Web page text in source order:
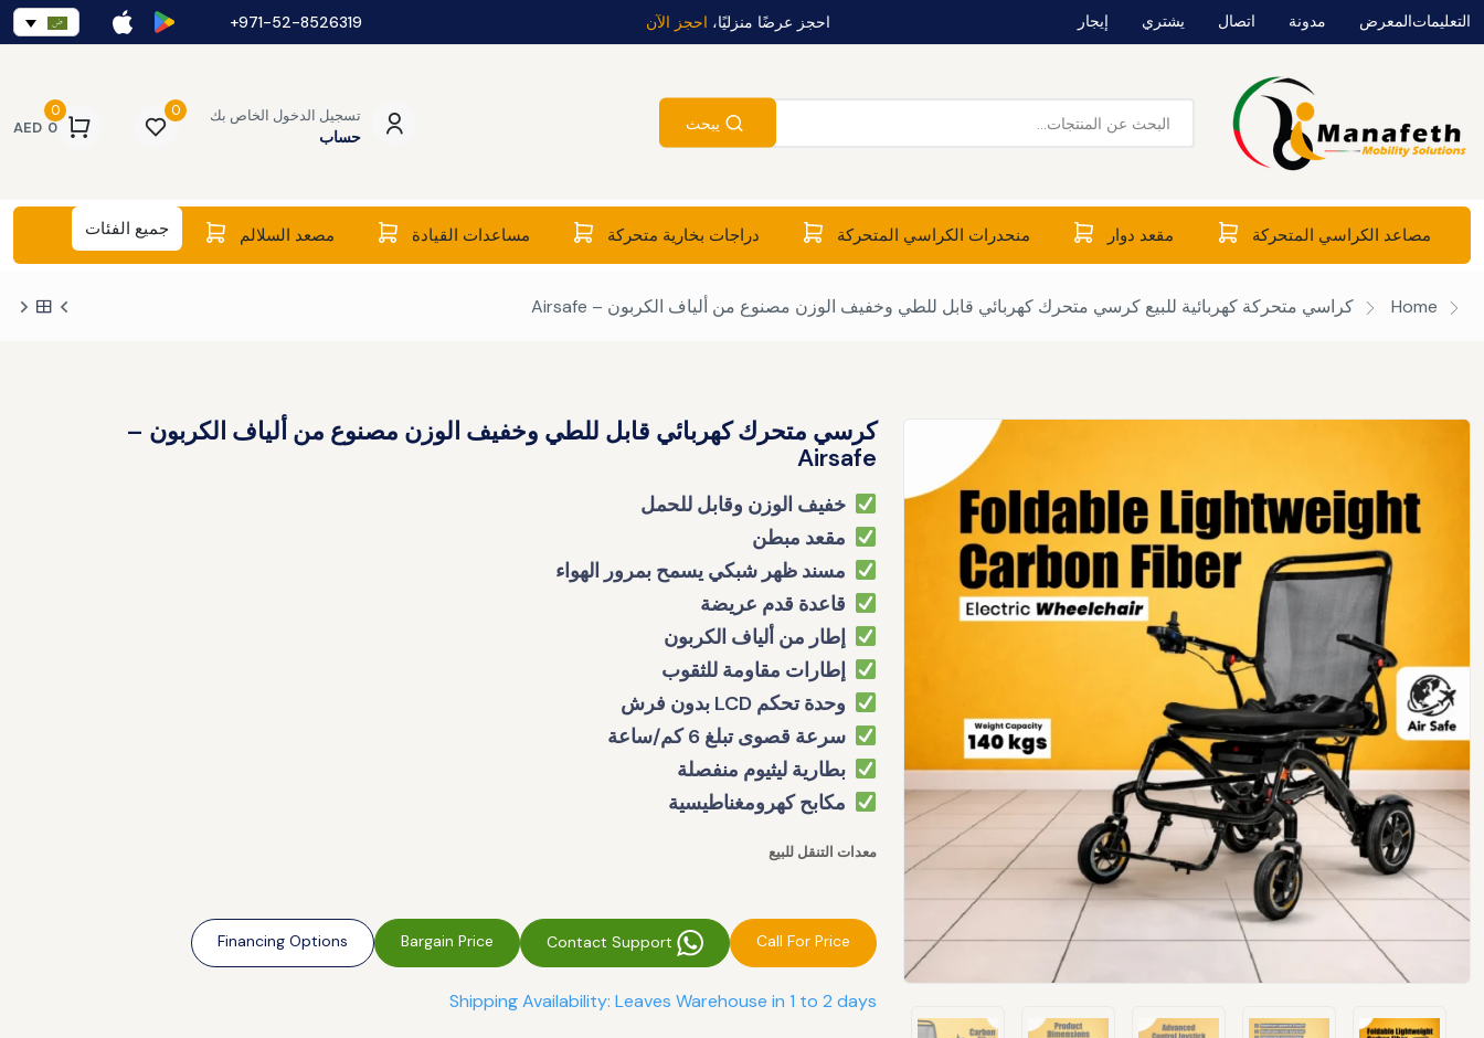
التعليماتالمعرض مدونة اتصال يشتري إيجار احجز عرضًا منزليًا، احجز الآن
يبحث تسجيل الدخول الخاص بك
حساب
0
0
AED 0
مصاعد الكراسي المتحركة مقعد دوار منحدرات الكراسي المتحركة دراجات بخارية متحركة مساعدات القيادة مصعد السلالم جميع الفئات
Home كراسي متحركة كهربائية للبيع كرسي متحرك كهربائي قابل للطي وخفيف الوزن مصنوع من ألياف الكربون – Airsafe
كرسي متحرك كهربائي قابل للطي وخفيف الوزن مصنوع من ألياف الكربون –
Airsafe
خفيف الوزن وقابل للحمل
مقعد مبطن
مسند ظهر شبكي يسمح بمرور الهواء
قاعدة قدم عريضة
إطار من ألياف الكربون
إطارات مقاومة للثقوب
وحدة تحكم LCD بدون فرش
سرعة قصوى تبلغ 6 كم/ساعة
بطارية ليثيوم منفصلة
مكابح كهرومغناطيسية
معدات التنقل للبيع
Call For Price
Contact Support
Bargain Price
Financing Options
Shipping Availability: Leaves Warehouse in 1 to 2 days